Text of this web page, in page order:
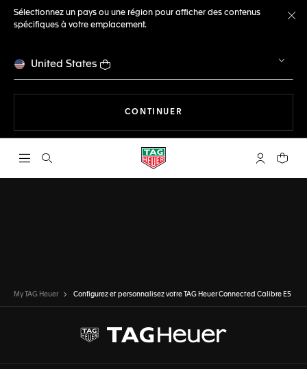
Sélectionnez un pays ou une région pour afficher des contenus
spécifiques à votre emplacement.
United States
CONTINUER
Ouvrir la barre de recherche Compte My
Votre
My TAG Heuer
Configurez et personnalisez votre TAG Heuer Connected Calibre E5